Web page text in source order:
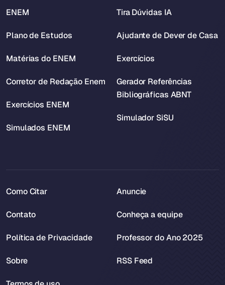
ENEM
Plano de Estudos
Matérias do ENEM
Corretor de Redação Enem
Exercícios ENEM
Simulados ENEM
Tira Dúvidas IA
Ajudante de Dever de Casa
Exercícios
Gerador Referências
Bibliográficas ABNT
Simulador SiSU
Como Citar
Contato
Política de Privacidade
Sobre
Anuncie
Conheça a equipe
Professor do Ano 2025
RSS Feed